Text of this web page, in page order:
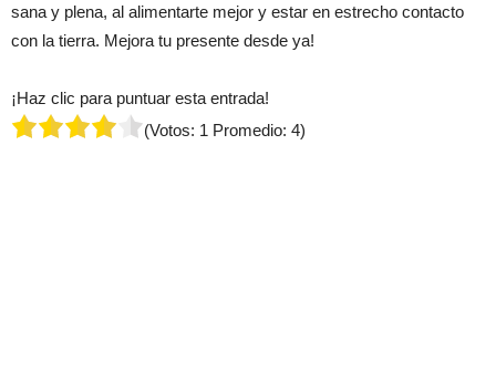
sana y plena, al alimentarte mejor y estar en estrecho contacto
con la tierra. Mejora tu presente desde ya!
¡Haz clic para puntuar esta entrada!
(Votos: 1 Promedio: 4)